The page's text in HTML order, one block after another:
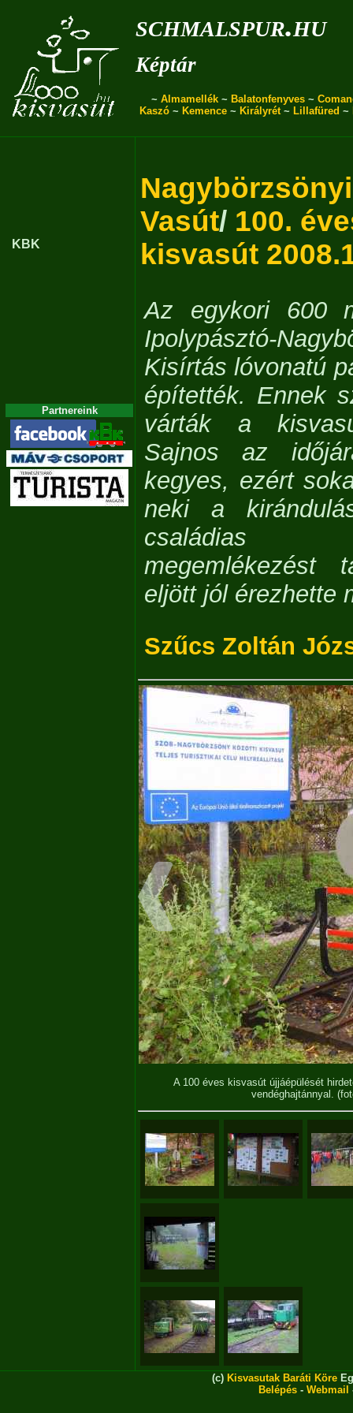
schmalspur.hu
Képtár
~ Almamellék ~ Balatonfenyves ~
Kaszó~ Kemence~ Királyrét~ Lillafüred ~
KBK
Partnereink
Vasút/ 100.
kisvasút
Az egykori 600
Ipolypásztó-
Kisírtás lóvonatú
építették. Ennek
várták a
Sajnos az
kegyes, ezért
neki a
családias
megemlékezést
eljött jól érezhette
Szűcs Zoltán
A 100 éves kisvasút újjáépülését
vendéghajtánnyal.
(c) Kisvasutak Baráti Köre
Belépés - Webmail